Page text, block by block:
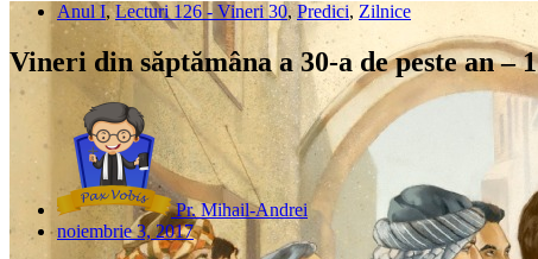
Anul I,Lecturi 126 - Vineri 30,Predici, Zilnice
Vineri din săptămâna a 30-a de peste an – 1
Pr. Mihail-Andrei
noiembrie 3, 2017